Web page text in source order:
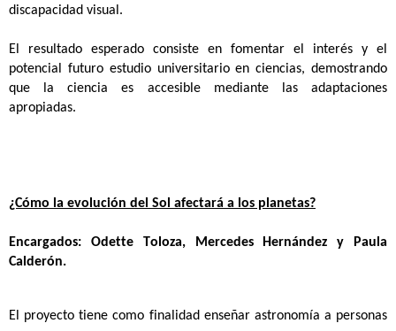
discapacidad visual.
El resultado esperado consiste en fomentar el interés y el
potencial futuro estudio universitario en ciencias, demostrando
que la ciencia es accesible mediante las adaptaciones
apropiadas.
¿Cómo la evolución del Sol afectará a los planetas?
Encargados: Odette Toloza, Mercedes Hernández y Paula
Calderón.
El proyecto tiene como finalidad enseñar astronomía a personas